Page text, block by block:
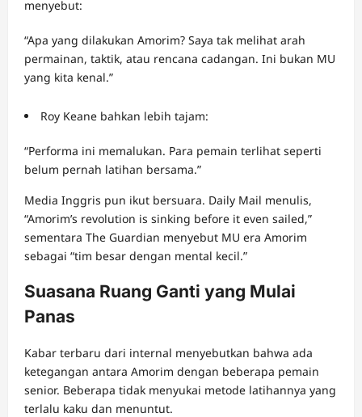
menyebut:
“Apa yang dilakukan Amorim? Saya tak melihat arah
permainan, taktik, atau rencana cadangan. Ini bukan MU
yang kita kenal.”
Roy Keane bahkan lebih tajam:
“Performa ini memalukan. Para pemain terlihat seperti
belum pernah latihan bersama.”
Media Inggris pun ikut bersuara. Daily Mail menulis,
“Amorim’s revolution is sinking before it even sailed,”
sementara The Guardian menyebut MU era Amorim
sebagai “tim besar dengan mental kecil.”
Suasana Ruang Ganti yang Mulai
Panas
Kabar terbaru dari internal menyebutkan bahwa ada
ketegangan antara Amorim dengan beberapa pemain
senior. Beberapa tidak menyukai metode latihannya yang
terlalu kaku dan menuntut.